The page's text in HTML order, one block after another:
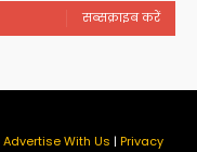
सब्सक्राइब करें
Advertise With Us | Privacy